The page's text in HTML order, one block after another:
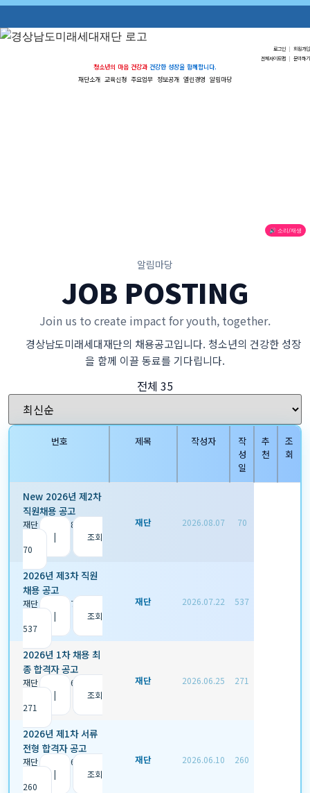
로그인 | 회원가입
전체사이트맵 | 문의하기
청소년의 마음 건강과 건강한 성장을 함께합니다.
재단소개 교육신청 주요업무 정보공개 열린경영 알림마당
🔊 소리/재생
알림마당
JOB POSTING
Join us to create impact for youth, together.
경상남도미래세대재단의 채용공고입니다. 청소년의 건강한 성장
을 함께 이끌 동료를 기다립니다.
전체 35
번호 제목 작성자
작
성
일
추
천
조
회
New 2026년 제2차
직원채용 공고
재단| 2026.08.07
|
조회
70
재단 2026.08.07 70
2026년 제3차 직원
채용 공고
재단| 2026.07.22
|
조회
537
재단 2026.07.22 537
2026년 1차 채용 최
종 합격자 공고
재단 2026.06.25
|
조회
271
재단 2026.06.25 271
2026년 제1차 서류
전형 합격자 공고
재단 2026.06.10
|
조회
260
재단 2026.06.10 260